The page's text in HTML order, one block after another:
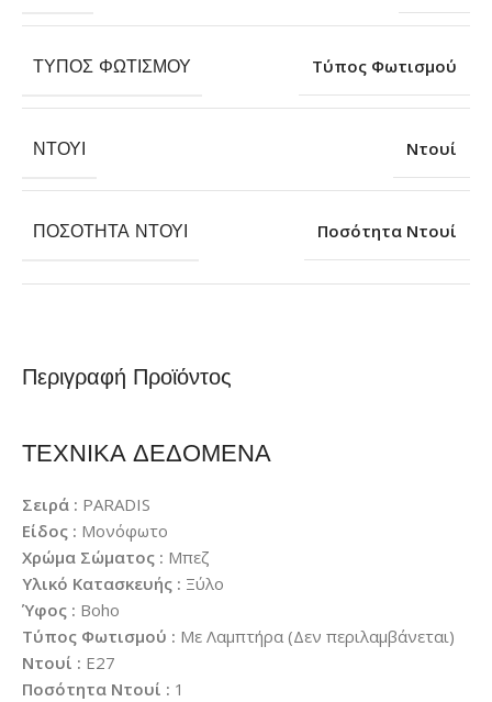
Περιγραφή Προϊόντος
ΤΕΧΝΙΚΑ ΔΕΔΟΜΕΝΑ
Σειρά : PARADIS
Είδος : Μονόφωτο
Χρώμα Σώματος : Μπεζ
Υλικό Κατασκευής : Ξύλο
Ύφος : Boho
Τύπος Φωτισμού : Με Λαμπτήρα (Δεν περιλαμβάνεται)
Ντουί : E27
Ποσότητα Ντουί : 1
ΤΎΠΟΣ ΦΩΤΙΣΜΟΎ Τύπος Φωτισμού
ΝΤΟΥΊ Ντουί
ΠΟΣΌΤΗΤΑ ΝΤΟΥΊ Ποσότητα Ντουί